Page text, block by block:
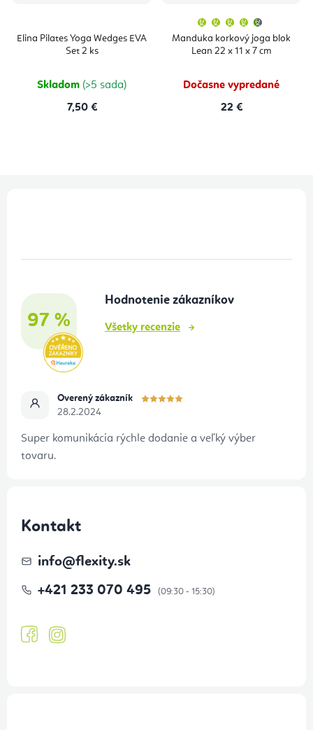
Elina Pilates Yoga Wedges EVA
Set 2 ks
Skladom (>5 sada)
7,50 €
Manduka korkový joga blok
Lean 22 x 11 x 7 cm
produktu
je
4,5
Dočasne vypredané
22 €
97 %
Hodnotenie zákazníkov
Všetky recenzie
Overený zákazník
28.2.2024
Super komunikácia rýchle dodanie a veľký výber
tovaru.
Kontakt
info@flexity.sk
+421 233 070 495